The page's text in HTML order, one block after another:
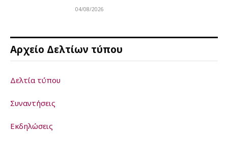
04/08/2026
Αρχείο Δελτίων τύπου
Δελτία τύπου
Συναντήσεις
Εκδηλώσεις